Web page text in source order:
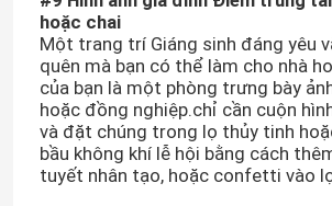
Cốc thủy tinh
Nắp chai bình
đồ thủy tinh gia dụng
hoặc chai
Một trang trí Giáng sinh đáng yêu
quên mà bạn có thể làm cho nhà
của bạn là một phòng trưng bày
hoặc đồng nghiệp.chỉ cần cuộn
và đặt chúng trong lọ thủy tinh
bầu không khí lễ hội bằng cách
tuyết nhân tạo, hoặc confetti vào